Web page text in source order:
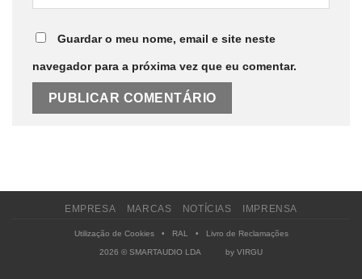
Guardar o meu nome, email e site neste
navegador para a próxima vez que eu comentar.
EMPRESA MARCAS NOTÍCIAS IMPRENSA
Utilização de Cookies• RAL • Livro de Reclamações
2026 © SMARTAUDIO LDA by VIRGU